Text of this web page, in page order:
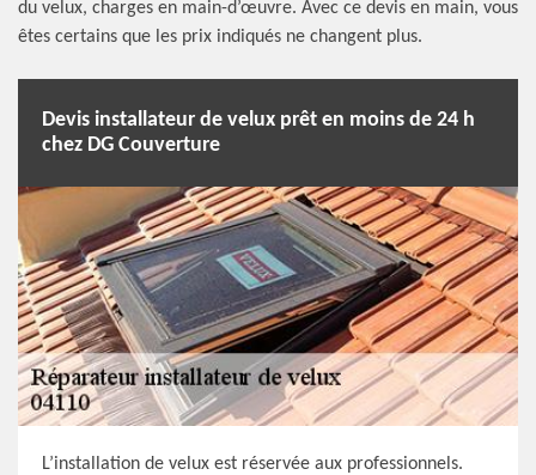
du velux, charges en main-d’œuvre. Avec ce devis en main, vous
êtes certains que les prix indiqués ne changent plus.
Devis installateur de velux prêt en moins de 24 h
chez DG Couverture
L’installation de velux est réservée aux professionnels.